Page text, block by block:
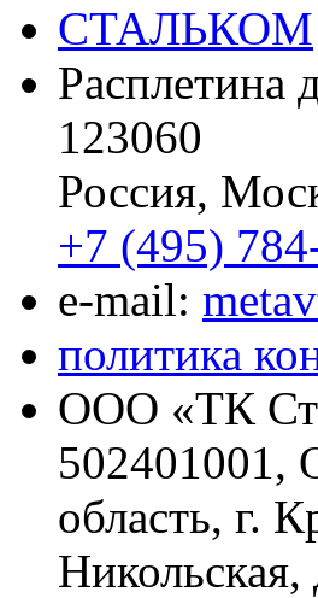
СТАЛЬКОМ
Расплетина
123060
Россия,
+7 (495)
e-mail:
политика
ООО «ТК
502401001,
область, г.
Никольская,